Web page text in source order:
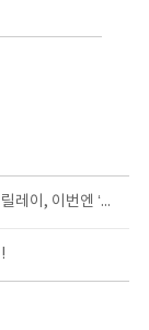
충북콘텐츠코리아랩 교육프로그램 릴레이, 이번엔 ‘아트토이’다!